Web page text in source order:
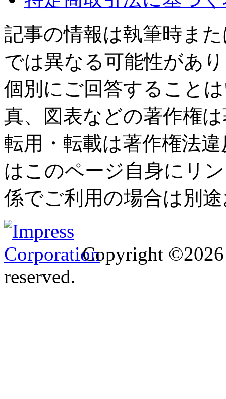
記事の情報は執筆時ま
では異なる可能性があ
個別にご回答すること
真、図表などの著作権
転用・転載は著作権法
はこのページ自身にリ
係でご利用の場合は別
Copyright
reserved.